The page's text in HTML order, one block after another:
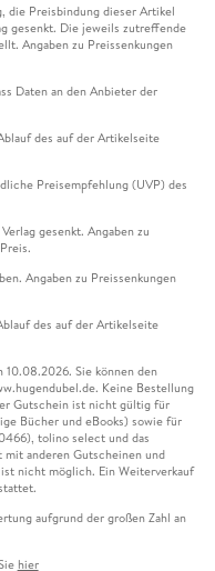
die Preisbindung dieser Artikel
gesenkt. Die jeweils zutreffende
Angaben zu Preissenkungen
Daten an den Anbieter der
des auf der Artikelseite
Preisempfehlung (UVP) des
gesenkt. Angaben zu
Angaben zu Preissenkungen
des auf der Artikelseite
Sie können den
Keine Bestellung
Gutschein ist nicht gültig für
Bücher und eBooks) sowie für
tolino select und das
anderen Gutscheinen und
nicht möglich. Ein Weiterverkauf
aufgrund der großen Zahl an
hier